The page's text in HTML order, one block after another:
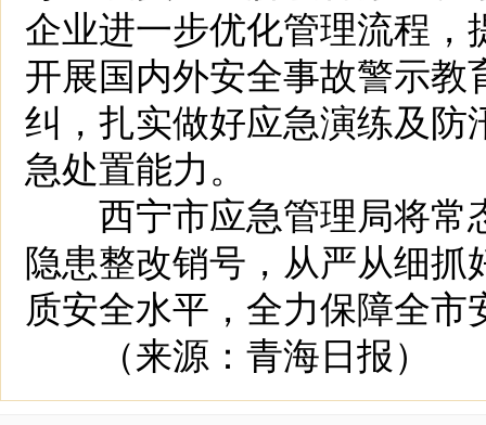
企业进一步优化管理流程
开展国内外安全事故警示
纠，扎实做好应急演练及
急处置能力。
西宁市应急管理局将常
隐患整改销号，从严从细
质安全水平，全力保障全
（来源：青海日报）